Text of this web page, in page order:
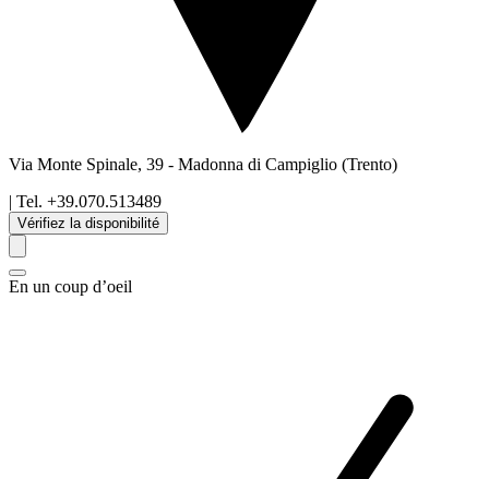
Via Monte Spinale, 39 - Madonna di Campiglio (Trento)
| Tel. +39.070.513489
Vérifiez la disponibilité
En un coup d’oeil